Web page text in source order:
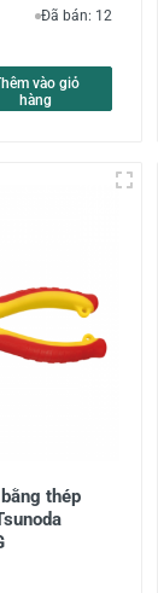
Đã bán: 12
vào giỏ
hàng
thép